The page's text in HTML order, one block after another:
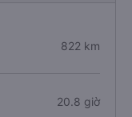
822 km
20.8 giờ